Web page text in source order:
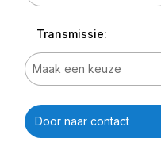
Transmissie:
Door naar contact